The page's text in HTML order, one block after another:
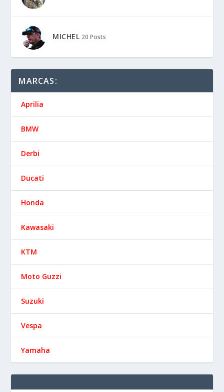
MICHEL 20 Posts
MARCAS:
Aprilia
BMW
Derbi
Ducati
Honda
Kawasaki
KTM
Moto Guzzi
Suzuki
Vespa
Yamaha